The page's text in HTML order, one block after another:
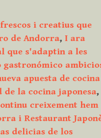
i creatius que
de Andorra, I ara
que s'adaptin a les
gastronómico
apuesta de cocina
la cocina japonesa,
creixement hem
i Restaurant
delicias de los